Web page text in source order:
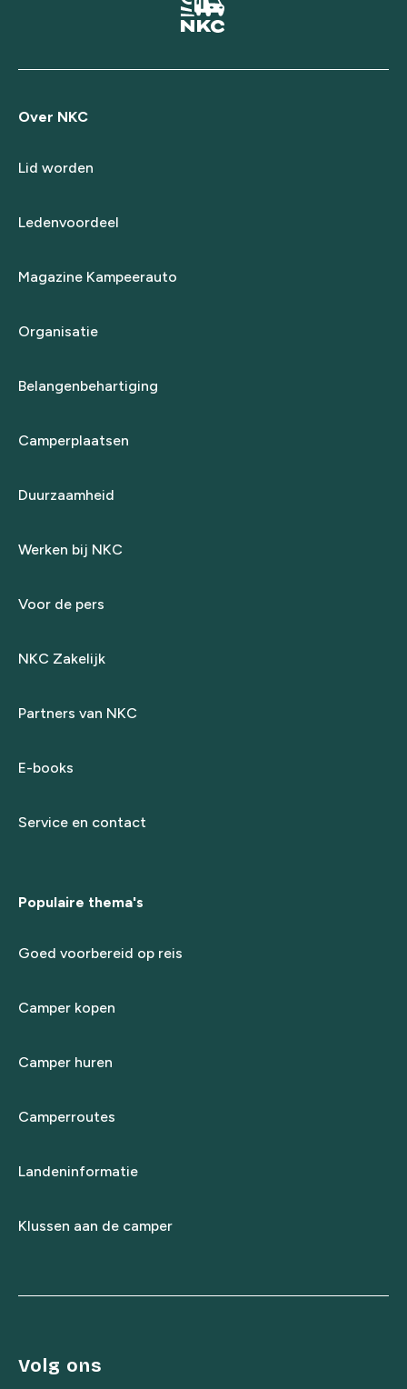
Over NKC
Lid worden
Ledenvoordeel
Magazine Kampeerauto
Organisatie
Belangenbehartiging
Camperplaatsen
Duurzaamheid
Werken bij NKC
Voor de pers
NKC Zakelijk
Partners van NKC
E-books
Service en contact
Populaire thema's
Goed voorbereid op reis
Camper kopen
Camper huren
Camperroutes
Landeninformatie
Klussen aan de camper
Volg ons